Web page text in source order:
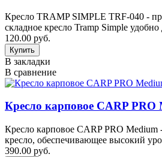
Кресло TRAMP SIMPLE TRF-040 -
складное кресло Tramp Simple удобно
120.00 руб.
В закладки
В сравнение
Кресло карповое CARP PRO
Кресло карповое CARP PRO Medium
кресло, обеспечивающее высокий
390.00 руб.